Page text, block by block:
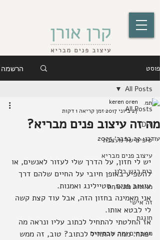
פוסט הרשמה
All Posts
DIY
טיפים של מעצבת
עיצוב פנים מבריא
בית רגש בלוג
מארחת מתארחת
זה אישי
חוגגת
מטבחים ומה שבסירים
All Posts
מה זה עיצוב פנים מבריא?
keren oren
27 ביוני 2017
זמן קריאה 1 דקות
עודכן:22 בפבר׳ 2025
יש לי חזון, על הדרך שלי לעזור לאנשים, או
להשפיע באופן חיובי על החיים שלהם דרך
עיצוב פנים, סטיילינג ואמנות.
אני מאמינה בחזון הזה, אבל עוד קצת קשה
לי לבטא אותו.
אז החלטתי להתחיל לכתוב עליו ונראה מה
יפתח. ממה להתחיל לכתוב? טוב, זה ממש